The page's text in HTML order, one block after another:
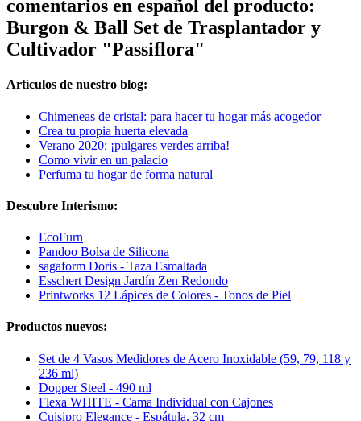
comentarios en español del producto:
Burgon & Ball Set de Trasplantador y
Cultivador "Passiflora"
Artículos de nuestro blog:
Chimeneas de cristal: para hacer tu hogar más acogedor
Crea tu propia huerta elevada
Verano 2020: ¡pulgares verdes arriba!
Como vivir en un palacio
Perfuma tu hogar de forma natural
Descubre Interismo:
EcoFurn
Pandoo Bolsa de Silicona
sagaform Doris - Taza Esmaltada
Esschert Design Jardín Zen Redondo
Printworks 12 Lápices de Colores - Tonos de Piel
Productos nuevos:
Set de 4 Vasos Medidores de Acero Inoxidable (59, 79, 118 y
236 ml)
Dopper Steel - 490 ml
Flexa WHITE - Cama Individual con Cajones
Cuisipro Elegance - Espátula, 32 cm